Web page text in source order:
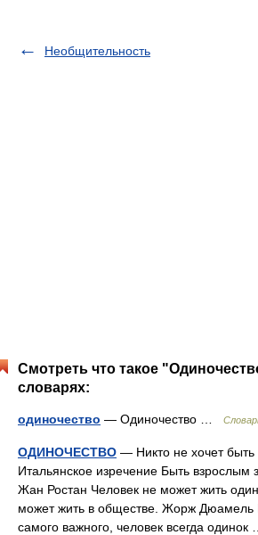
Необщительность
Смотреть что такое
словарях:
одиночество — Одиночество …
ОДИНОЧЕСТВО — Никто не хочет
Итальянское изречение Быть взрослым
Жан Ростан Человек не может жить
может жить в обществе. Жорж Дюамель
самого важного, человек всегда